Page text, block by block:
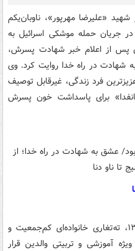
شهید «علیرضا مهرپور»، ناوبان‌یکم
جریان حمله موشکی اسرائیل به
پس از اعلام خبر شهادت پسرش،
شهادت در راه خدا روایت کرد. وی
فرد زندگی، غیرقابل توصیف
برای پاسداشت خون پسرش
علیرضا مهرپور متولد دوم تیرماه ۱۳۸۲، ته‌تغاری خانواده‌ای کم‌جمعیت و
آموزشی و تربیتی والدین قرار